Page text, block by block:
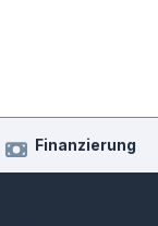
Finanzierung